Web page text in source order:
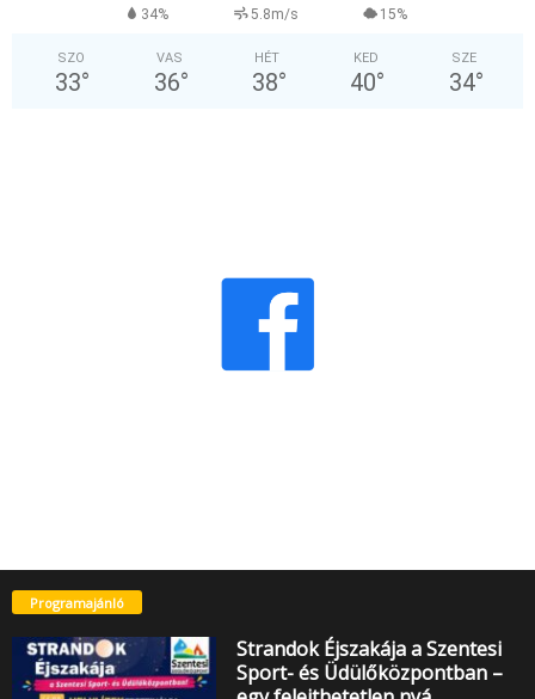
34% 5.8m/s 15%
SZO
33°
VAS
36°
HÉT
38°
KED
40°
SZE
34°
Programajánló
Strandok Éjszakája a Szentesi
Sport- és Üdülőközpontban –